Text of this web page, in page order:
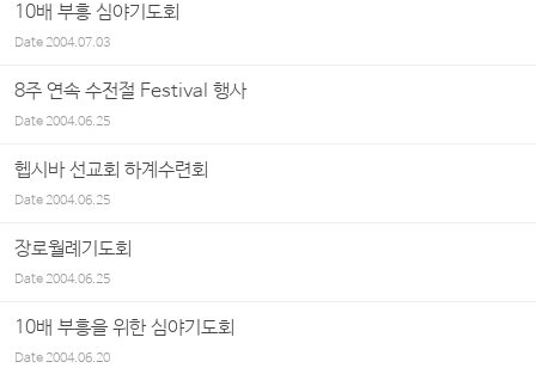
10배 부흥 심야기도회
Date2004.07.03
8주 연속 수전절 Festival 행사
Date2004.06.25
헵시바 선교회 하계수련회
Date2004.06.25
장로월례기도회
Date2004.06.25
10배 부흥을 위한 심야기도회
Date2004.06.20